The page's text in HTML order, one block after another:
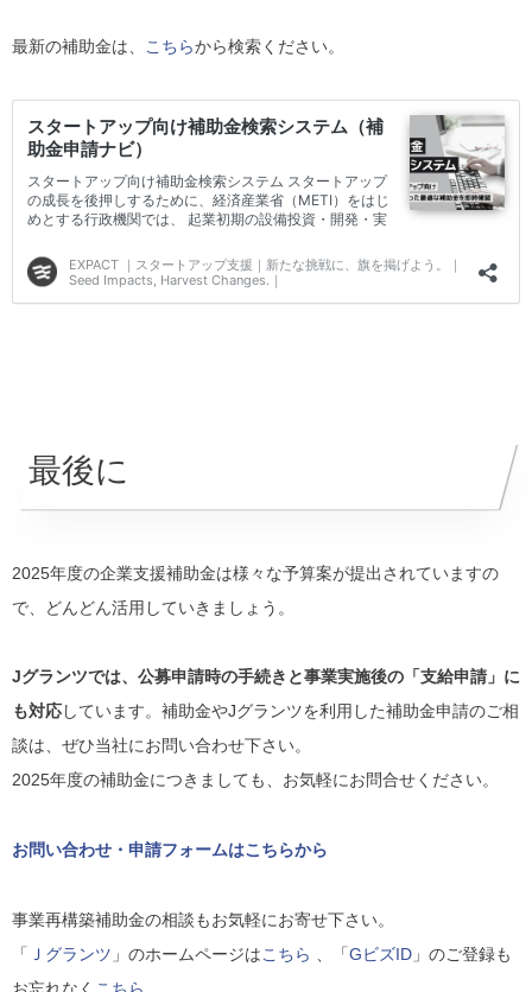
最新の補助金は、 こちらから検索ください。
最後に
2025年度の企業支援補助金は様々な予算案が提出されていますの
で、どんどん活用していきましょう。
Jグランツでは、公募申請時の手続きと事業実施後の「支給申請」に
も対応しています。補助金やJグランツを利用した補助金申請のご相
談は、ぜひ当社にお問い合わせ下さい。
2025年度の補助金につきましても、お気軽にお問合せください。
お問い合わせ・申請フォームはこちらから
事業再構築補助金の相談もお気軽にお寄せ下さい。
「 Ｊグランツ 」のホームページはこちら 、「GビズID 」のご登録も
お忘れなく こちら